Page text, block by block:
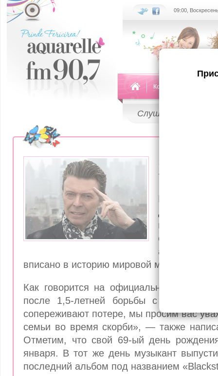
09:00,
Команда
Слушай
Умер
даже
приходят
ом году
артист, имя
вписано в историю мировой музыки. Не
Как говорится на официальном сайте
после 1,5-летней борьбы с раком.
сопереживают потере, мы просим вас
семьи во время скорби», — также
Отметим, что свой 69-ый день
января. В тот же день музыкант
последний альбом под названием